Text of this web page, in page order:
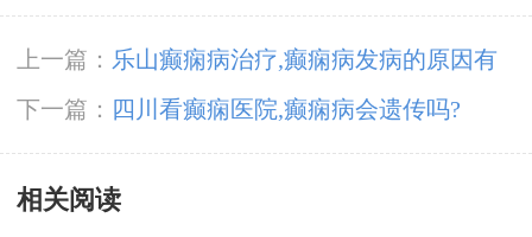
上一篇： 乐山癫痫病治疗,癫痫病发病的原因有
哪些?
下一篇： 四川看癫痫医院,癫痫病会遗传吗?
相关阅读